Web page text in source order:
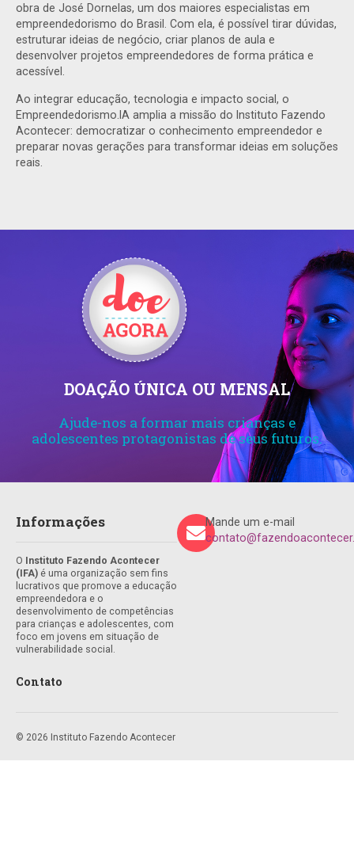
obra de José Dornelas, um dos maiores especialistas em
empreendedorismo do Brasil. Com ela, é possível tirar dúvidas,
estruturar ideias de negócio, criar planos de aula e
desenvolver projetos empreendedores de forma prática e
acessível.
Ao integrar educação, tecnologia e impacto social, o
Empreendedorismo.IA amplia a missão do Instituto Fazendo
Acontecer: democratizar o conhecimento empreendedor e
preparar novas gerações para transformar ideias em soluções
reais.
DOAÇÃO ÚNICA OU MENSAL
Ajude-nos a formar mais crianças e
adolescentes protagonistas de seus futuros.
Informações
O
Instituto Fazendo Acontecer
(IFA) é uma organização sem fins
lucrativos que promove a educação
empreendedora e o
desenvolvimento de competências
para crianças e adolescentes, com
foco em jovens em situação de
vulnerabilidade social.
Contato
Mande um e-mail
© 2026 Instituto Fazendo Acontecer